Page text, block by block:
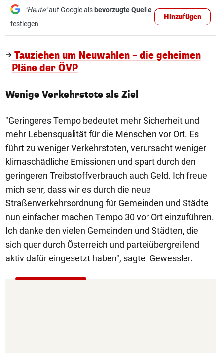
"Heute"auf Google als bevorzugte Quelle
festlegen
Hinzufügen
Tauziehen um Neuwahlen – die geheimen
Pläne der ÖVP
Wenige Verkehrstote als Ziel
"Geringeres Tempo bedeutet mehr Sicherheit und
mehr Lebensqualität für die Menschen vor Ort. Es
führt zu weniger Verkehrstoten, verursacht weniger
klimaschädliche Emissionen und spart durch den
geringeren Treibstoffverbrauch auch Geld. Ich freue
mich sehr, dass wir es durch die neue
Straßenverkehrsordnung für Gemeinden und Städte
nun einfacher machen Tempo 30 vor Ort einzuführen.
Ich danke den vielen Gemeinden und Städten, die
sich quer durch Österreich und parteiübergreifend
aktiv dafür eingesetzt haben", sagte Gewessler.